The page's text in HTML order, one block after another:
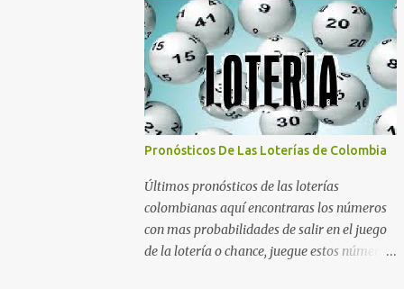
Pronósticos De Las Loterías de Colombia
Últimos pronósticos de las loterías
colombianas aquí encontraras los números
con mas probabilidades de salir en el juego
de la lotería o chance, juegue estos números